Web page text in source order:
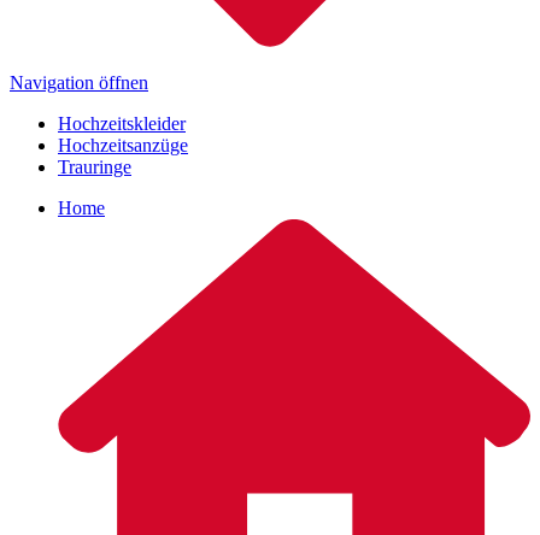
Navigation öffnen
Hochzeitskleider
Hochzeitsanzüge
Trauringe
Home